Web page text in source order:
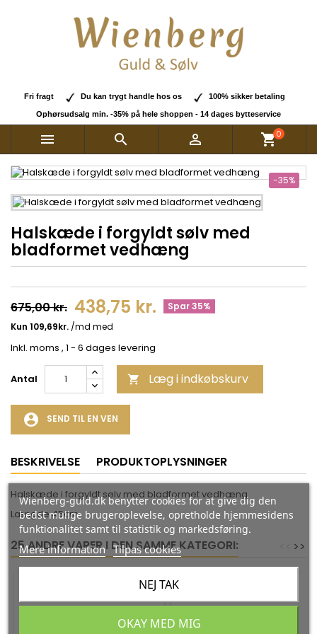
Fri fragt Du kan trygt handle hos os 100% sikker betaling
Ophørsudsalg min. -35% på hele shoppen - 14 dages bytteservice
   shopping_cart0
-35%
Halskæde i forgyldt sølv med
bladformet vedhæng
675,00 kr. 438,75 kr. Spar 35%
Inkl. moms , 1 - 6 dages levering
Antal  Læg i indkøbskurv
account_circle SEND TIL EN VEN
BESKRIVELSE PRODUKTOPLYSNINGER
Halskæde i forgyldt sølv med bladformet vedhæng
Længde 45cm
25 ANDRE VARER I DEN SAMME KATEGORI: >>
VEDHÆNG I SØLV -
WOODEN INKL. KÆDE, L
HALSKÆDE MED BLÅ
FACETERET STEN OG
Wienberg-guld.dk benytter cookies for at give dig den
bedst mulige brugeroplevelse, opretholde hjemmesidens
funktionalitet samt til statistik og markedsføring.
Mere information Tilpas cookies
NEJ TAK
OKAY MED MIG